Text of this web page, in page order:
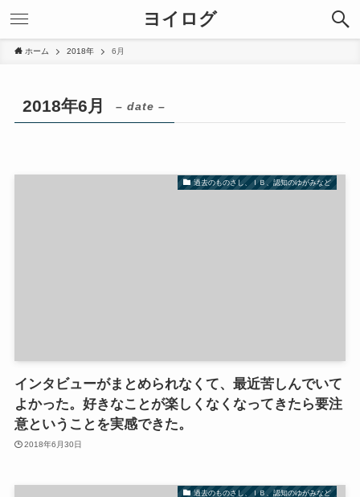
ヨイログ
ホーム 2018年 6月
2018年6月 – date –
過去のものさし、ＩＢ、認知のゆがみなど
インタビューがまとめられなくて、最近苦しんでいて
よかった。好きなことが楽しくなくなってきたら要注
意ということを実感できた。
2018年6月30日
過去のものさし、ＩＢ、認知のゆがみなど